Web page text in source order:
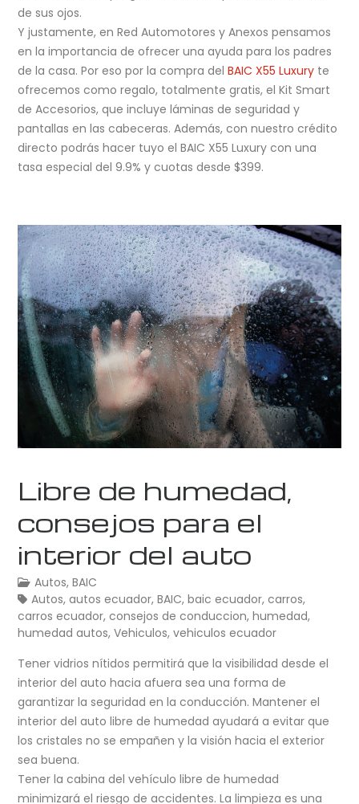
de sus ojos.
Y justamente, en Red Automotores y Anexos pensamos
en la importancia de ofrecer una ayuda para los padres
de la casa. Por eso por la compra delBAIC X55 Luxury te
ofrecemos como regalo, totalmente gratis, el Kit Smart
de Accesorios, que incluye láminas de seguridad y
pantallas en las cabeceras. Además, con nuestro crédito
directo podrás hacer tuyo el BAIC X55 Luxury con una
tasa especial del 9.9% y cuotas desde $399.
Libre de humedad,
consejos para el
interior del auto
Autos,BAIC
Autos,autos ecuador,BAIC,baic ecuador,carros,
carros ecuador,consejos de conduccion,humedad,
humedad autos,Vehiculos,vehiculos ecuador
Tener vidrios nítidos permitirá que la visibilidad desde el
interior del auto hacia afuera sea una forma de
garantizar la seguridad en la conducción. Mantener el
interior del auto libre de humedad ayudará a evitar que
los cristales no se empañen y la visión hacia el exterior
sea buena.
Tener la cabina del vehículo libre de humedad
minimizará el riesgo de accidentes. La limpieza es una